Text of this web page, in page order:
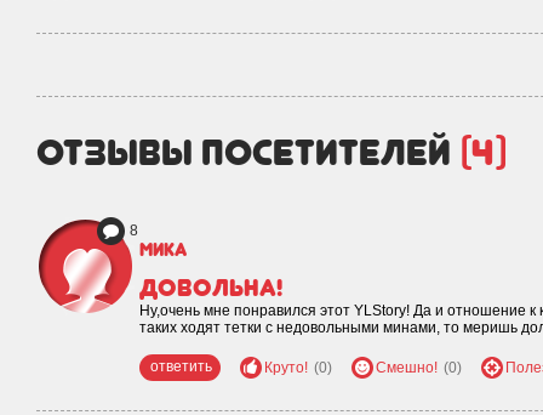
отзывы посетителей (4)
8
Мика
довольна!
Ну,очень мне понравился этот YLStory! Да и отношение
таких ходят тетки с недовольными минами, то меришь
ответить Круто! (0) Смешно! (0)